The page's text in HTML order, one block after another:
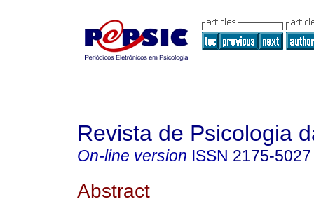
Revista de Psicologia
On-line version ISSN 2175-5027
Abstract